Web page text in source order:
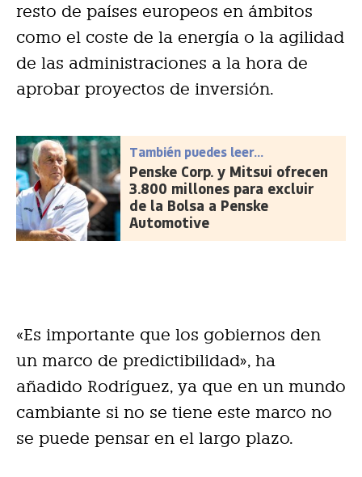
resto de países europeos en ámbitos
como el coste de la energía o la agilidad
de las administraciones a la hora de
aprobar proyectos de inversión.
También puedes leer...
Penske Corp. y Mitsui ofrecen
3.800 millones para excluir
de la Bolsa a Penske
Automotive
«Es importante que los gobiernos den
un marco de predictibilidad», ha
añadido Rodríguez, ya que en un mundo
cambiante si no se tiene este marco no
se puede pensar en el largo plazo.